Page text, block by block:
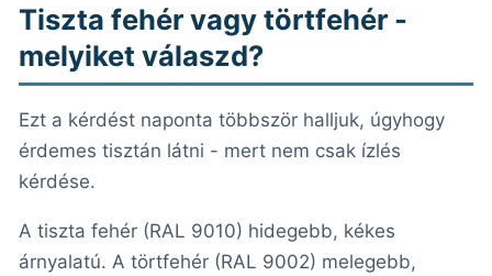
Tiszta fehér vagy törtfehér -
melyiket válaszd?
Ezt a kérdést naponta többször halljuk, úgyhogy
érdemes tisztán látni - mert nem csak ízlés
kérdése.
A tiszta fehér (RAL 9010) hidegebb, kékes
árnyalatú. A törtfehér (RAL 9002) melegebb,